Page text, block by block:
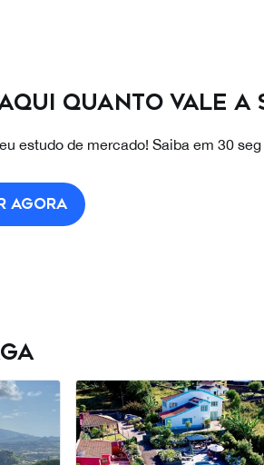
aqui quanto vale a
estudo de mercado! Saiba em 30
agora